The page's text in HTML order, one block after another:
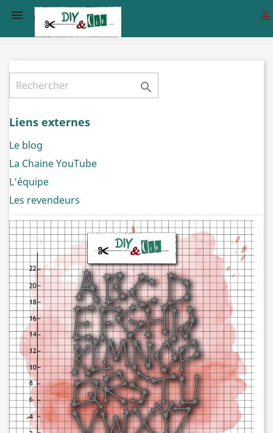
 

Liens externes
Le blog
La Chaine YouTube
L’équipe
Les revendeurs